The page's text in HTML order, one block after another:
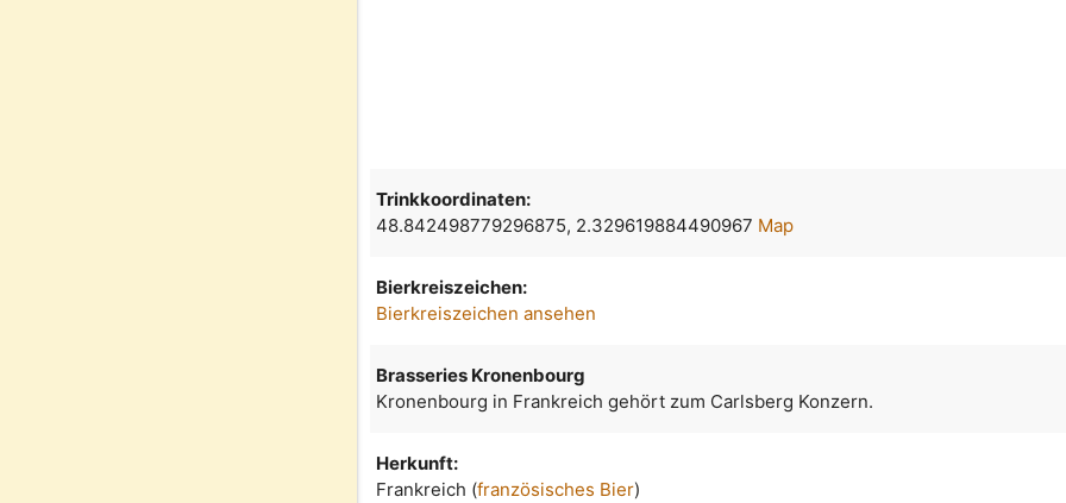
Trinkkoordinaten:
48.842498779296875, 2.329619884490967 Map
Bierkreiszeichen:
Bierkreiszeichen ansehen
Brasseries Kronenbourg
Kronenbourg in Frankreich gehört zum Carlsberg Konzern.
Herkunft:
Frankreich (französisches Bier)